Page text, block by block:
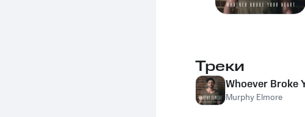
Треки
Whoever Broke
Murphy Elmore